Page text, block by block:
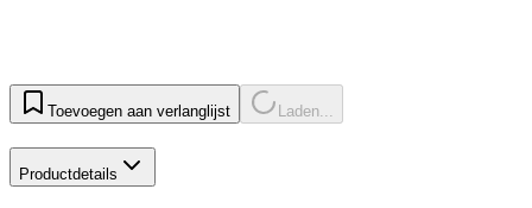
Toevoegen aan verlanglijst Laden...
Productdetails